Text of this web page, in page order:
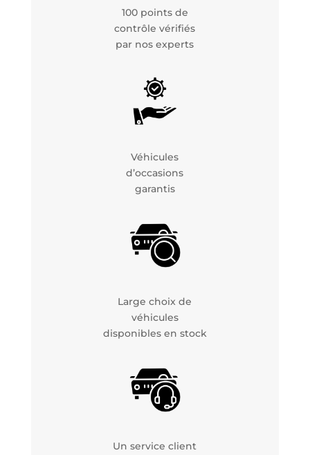
100 points de
contrôle vérifiés
par nos experts
Véhicules
d’occasions
garantis
Large choix de
véhicules
disponibles en stock
Un service client